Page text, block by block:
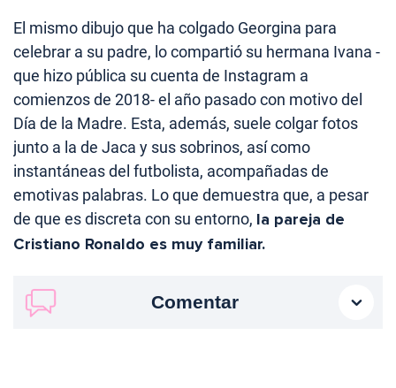
El mismo dibujo que ha colgado Georgina para
celebrar a su padre, lo compartió su hermana Ivana -
que hizo pública su cuenta de Instagram a
comienzos de 2018- el año pasado con motivo del
Día de la Madre. Esta, además, suele colgar fotos
junto a la de Jaca y sus sobrinos, así como
instantáneas del futbolista, acompañadas de
emotivas palabras. Lo que demuestra que, a pesar
de que es discreta con su entorno, la pareja de
Cristiano Ronaldo es muy familiar.
Comentar